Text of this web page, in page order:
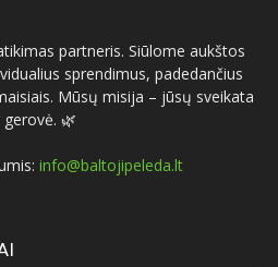
partneris. Siūlome aukštos
sprendimus, padedančius
Mūsų misija – jūsų sveikata
gerovė. 🌿
info@baltojipeleda.lt